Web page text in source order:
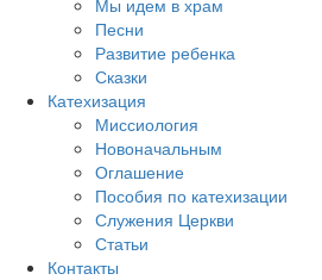
Мы идем в храм
Песни
Развитие ребенка
Сказки
Катехизация
Миссиология
Новоначальным
Оглашение
Пособия по катехизации
Служения Церкви
Статьи
Контакты